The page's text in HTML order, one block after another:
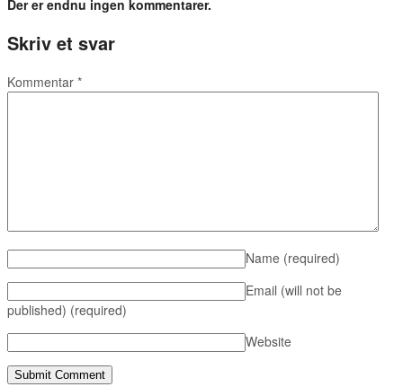
Der er endnu ingen kommentarer.
Skriv et svar
Kommentar *
Name (required)
Email (will not be
published) (required)
Website